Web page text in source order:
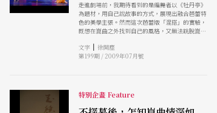
走進劇場前，我期待看到的是編舞者以《牡丹亭》
為題材，用自己說故事的方式，展現出融合芭蕾特
色的美學主張。然而這次芭蕾版「混搭」的實驗，
既想在崑曲之外找到自己的風格，又無法跳脫崑曲
文字 | 徐開塵
第199期 / 2009年07月號
特別企畫 Feature